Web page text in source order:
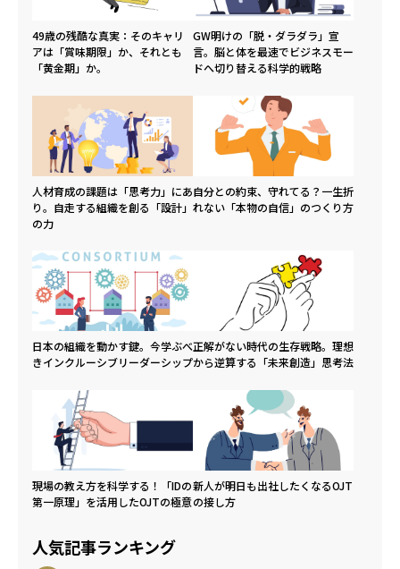
49歳の残酷な真実：そのキャリ
アは「賞味期限」か、それとも
「黄金期」か。
GW明けの「脱・ダラダラ」宣
言。脳と体を最速でビジネスモー
ドへ切り替える科学的戦略
人材育成の課題は「思考力」にあ
り。自走する組織を創る「設計」
の力
自分との約束、守れてる？一生折
れない「本物の自信」のつくり方
日本の組織を動かす鍵。今学ぶべ
きインクルーシブリーダーシップ
正解がない時代の生存戦略。理想
から逆算する「未来創造」思考法
現場の教え方を科学する！「IDの
第一原理」を活用したOJTの極意
新人が明日も出社したくなるOJT
の接し方
人気記事ランキング